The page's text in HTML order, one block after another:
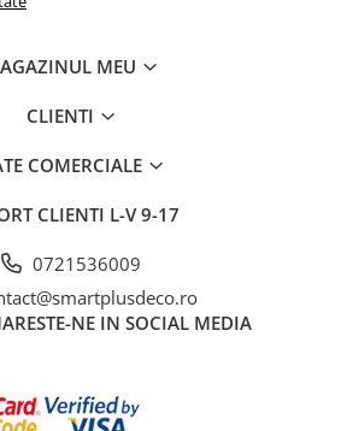
MEU
CLIENTI
COMERCIALE
CLIENTI L-V 9-17
0721536009
NE IN SOCIAL MEDIA